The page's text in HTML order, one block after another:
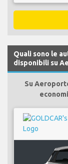
Quali sono le
disponibili su
Su